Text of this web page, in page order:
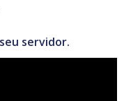
servidor.